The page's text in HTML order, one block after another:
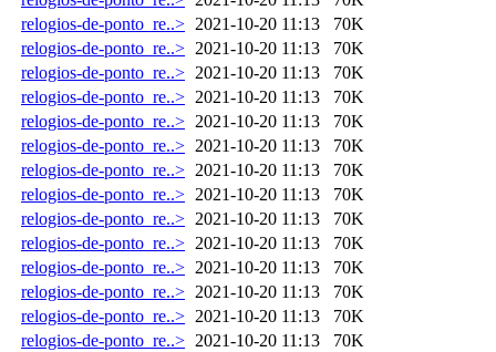
relogios-de-ponto_re..> 2021-10-20 11:13
70K
relogios-de-ponto_re..> 2021-10-20 11:13
70K
relogios-de-ponto_re..> 2021-10-20 11:13
70K
relogios-de-ponto_re..> 2021-10-20 11:13
70K
relogios-de-ponto_re..> 2021-10-20 11:13
70K
relogios-de-ponto_re..> 2021-10-20 11:13
70K
relogios-de-ponto_re..> 2021-10-20 11:13
70K
relogios-de-ponto_re..> 2021-10-20 11:13
70K
relogios-de-ponto_re..> 2021-10-20 11:13
70K
relogios-de-ponto_re..> 2021-10-20 11:13
70K
relogios-de-ponto_re..> 2021-10-20 11:13
70K
relogios-de-ponto_re..> 2021-10-20 11:13
70K
relogios-de-ponto_re..> 2021-10-20 11:13
70K
relogios-de-ponto_re..> 2021-10-20 11:13
70K